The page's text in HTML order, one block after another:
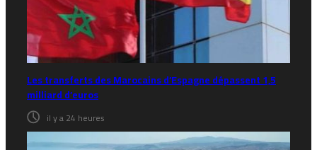
Les transferts des Marocains d’Espagne dépassent 1,5
milliard d’euros
il y a 24 heures